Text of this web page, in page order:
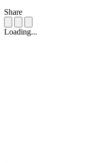
Share
Loading...